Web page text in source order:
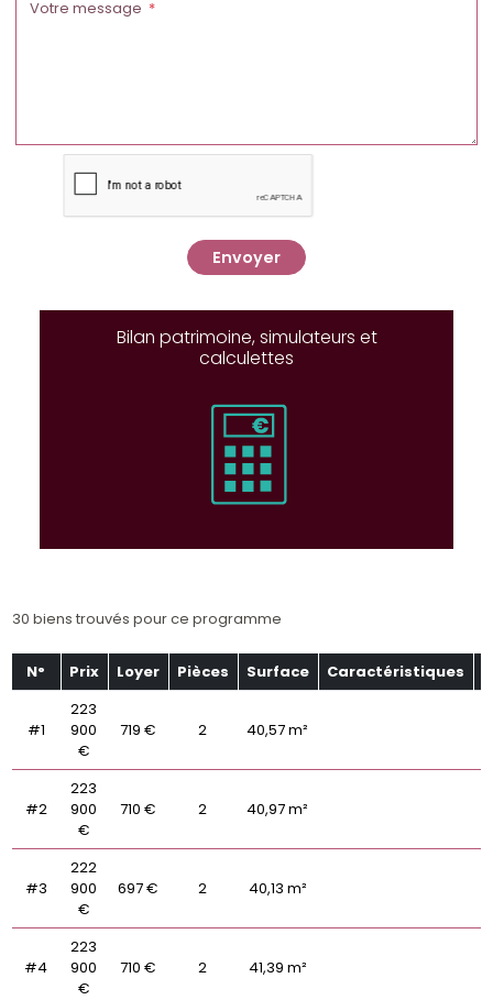
Votre message
Envoyer
Bilan patrimoine, simulateurs et
calculettes
30 biens trouvés pour ce programme
N° Prix Loyer Pièces Surface Caractéristiques
#1
223
900
€
719 € 2 40,57 m²
#2
223
900
€
710 € 2 40,97 m²
#3
222
900
€
697 € 2 40,13 m²
#4
223
900
€
710 € 2 41,39 m²